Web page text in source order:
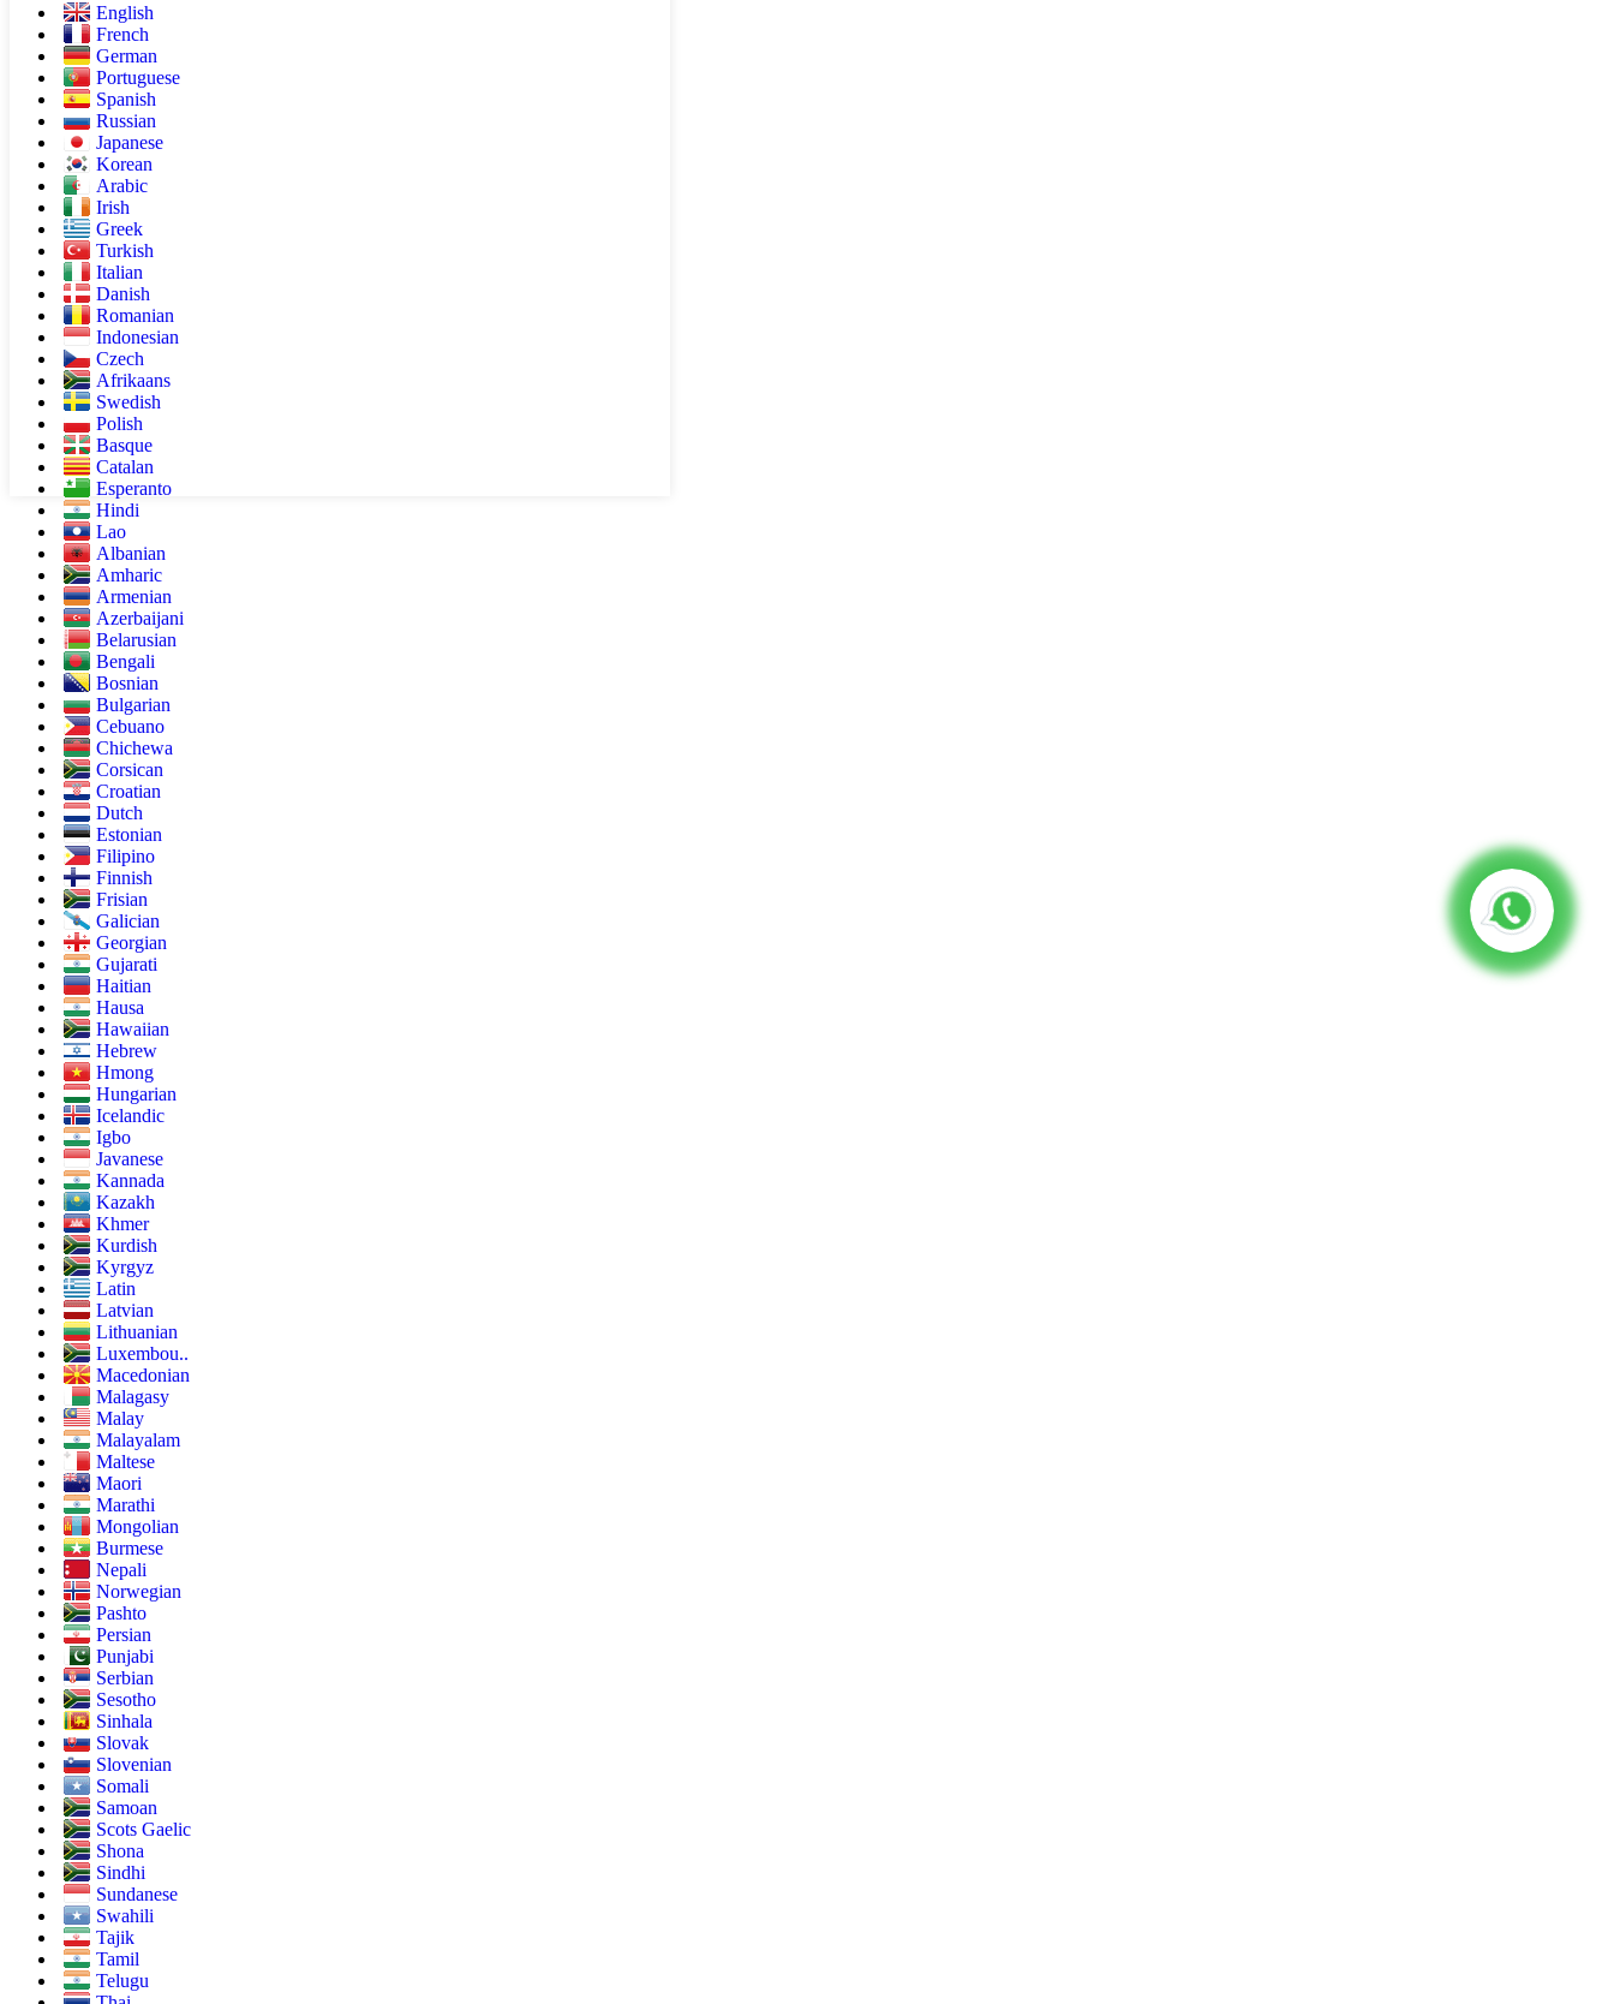
English
French
German
Portuguese
Spanish
Russian
Japanese
Korean
Arabic
Irish
Greek
Turkish
Italian
Danish
Romanian
Indonesian
Czech
Afrikaans
Swedish
Polish
Basque
Catalan
Esperanto
Hindi
Lao
Albanian
Amharic
Armenian
Azerbaijani
Belarusian
Bengali
Bosnian
Bulgarian
Cebuano
Chichewa
Corsican
Croatian
Dutch
Estonian
Filipino
Finnish
Frisian
Galician
Georgian
Gujarati
Haitian
Hausa
Hawaiian
Hebrew
Hmong
Hungarian
Icelandic
Igbo
Javanese
Kannada
Kazakh
Khmer
Kurdish
Kyrgyz
Latin
Latvian
Lithuanian
Luxembou..
Macedonian
Malagasy
Malay
Malayalam
Maltese
Maori
Marathi
Mongolian
Burmese
Nepali
Norwegian
Pashto
Persian
Punjabi
Serbian
Sesotho
Sinhala
Slovak
Slovenian
Somali
Samoan
Scots Gaelic
Shona
Sindhi
Sundanese
Swahili
Tajik
Tamil
Telugu